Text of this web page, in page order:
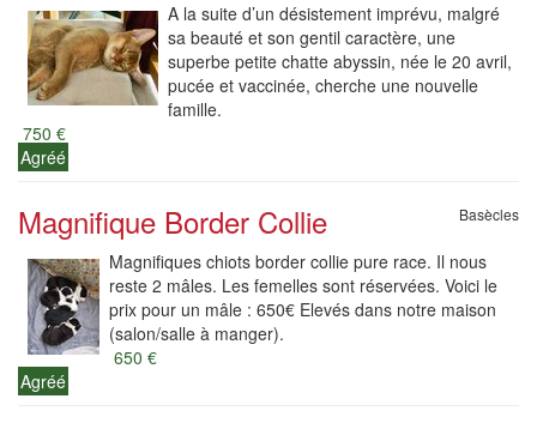
A la suite d’un désistement imprévu, malgré
sa beauté et son gentil caractère, une
superbe petite chatte abyssin, née le 20 avril,
pucée et vaccinée, cherche une nouvelle
famille.
750 €
Agréé
Magnifique Border Collie Basècles
Magnifiques chiots border collie pure race. Il nous
reste 2 mâles. Les femelles sont réservées. Voici le
prix pour un mâle : 650€ Elevés dans notre maison
(salon/salle à manger).
650 €
Agréé